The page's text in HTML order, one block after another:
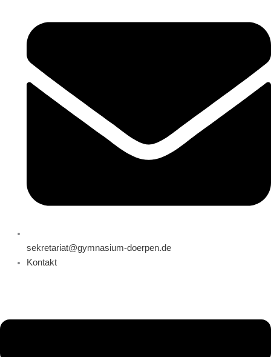
sekretariat@gymnasium-doerpen.de
Kontakt